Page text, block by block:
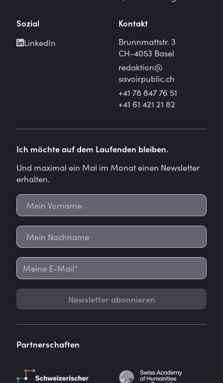
Sozial
LinkedIn
Kontakt
Brunnmattstr. 3
CH-4053 Basel
redaktion@
savoirpublic.ch
+41 78 847 76 51
+41 61 421 21 82
Ich möchte auf dem Laufenden bleiben.
Und maximal ein Mal im Monat einen Newsletter
erhalten.
Newsletter abonnieren
Partnerschaften